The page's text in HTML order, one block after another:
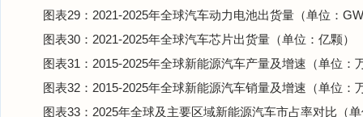
图表29：2021-2025年全球汽车动力电池出货量（单位：
图表30：2021-2025年全球汽车芯片出货量（单位：亿颗）
图表31：2015-2025年全球新能源汽车产量及增速（单位：
图表32：2015-2025年全球新能源汽车销量及增速（单位：
图表33：2025年全球及主要区域新能源汽车市占率对比（